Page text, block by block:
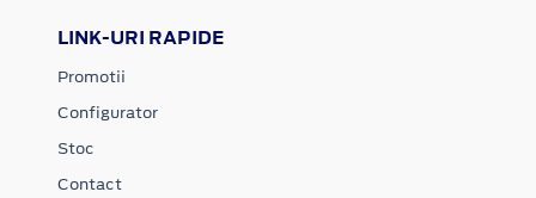
LINK-URI RAPIDE
Promotii
Configurator
Stoc
Contact